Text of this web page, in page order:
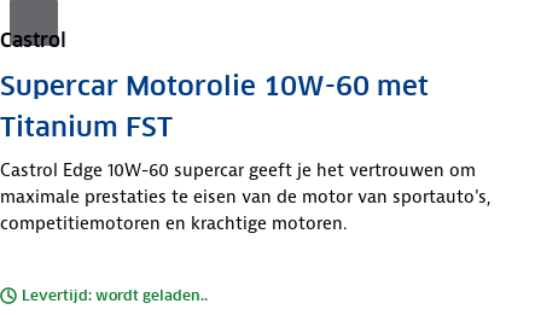
Castrol
Supercar Motorolie 10W-60 met
Titanium FST
Castrol Edge 10W-60 supercar geeft je het vertrouwen om
maximale prestaties te eisen van de motor van sportauto's,
competitiemotoren en krachtige motoren.
Levertijd: wordt geladen..